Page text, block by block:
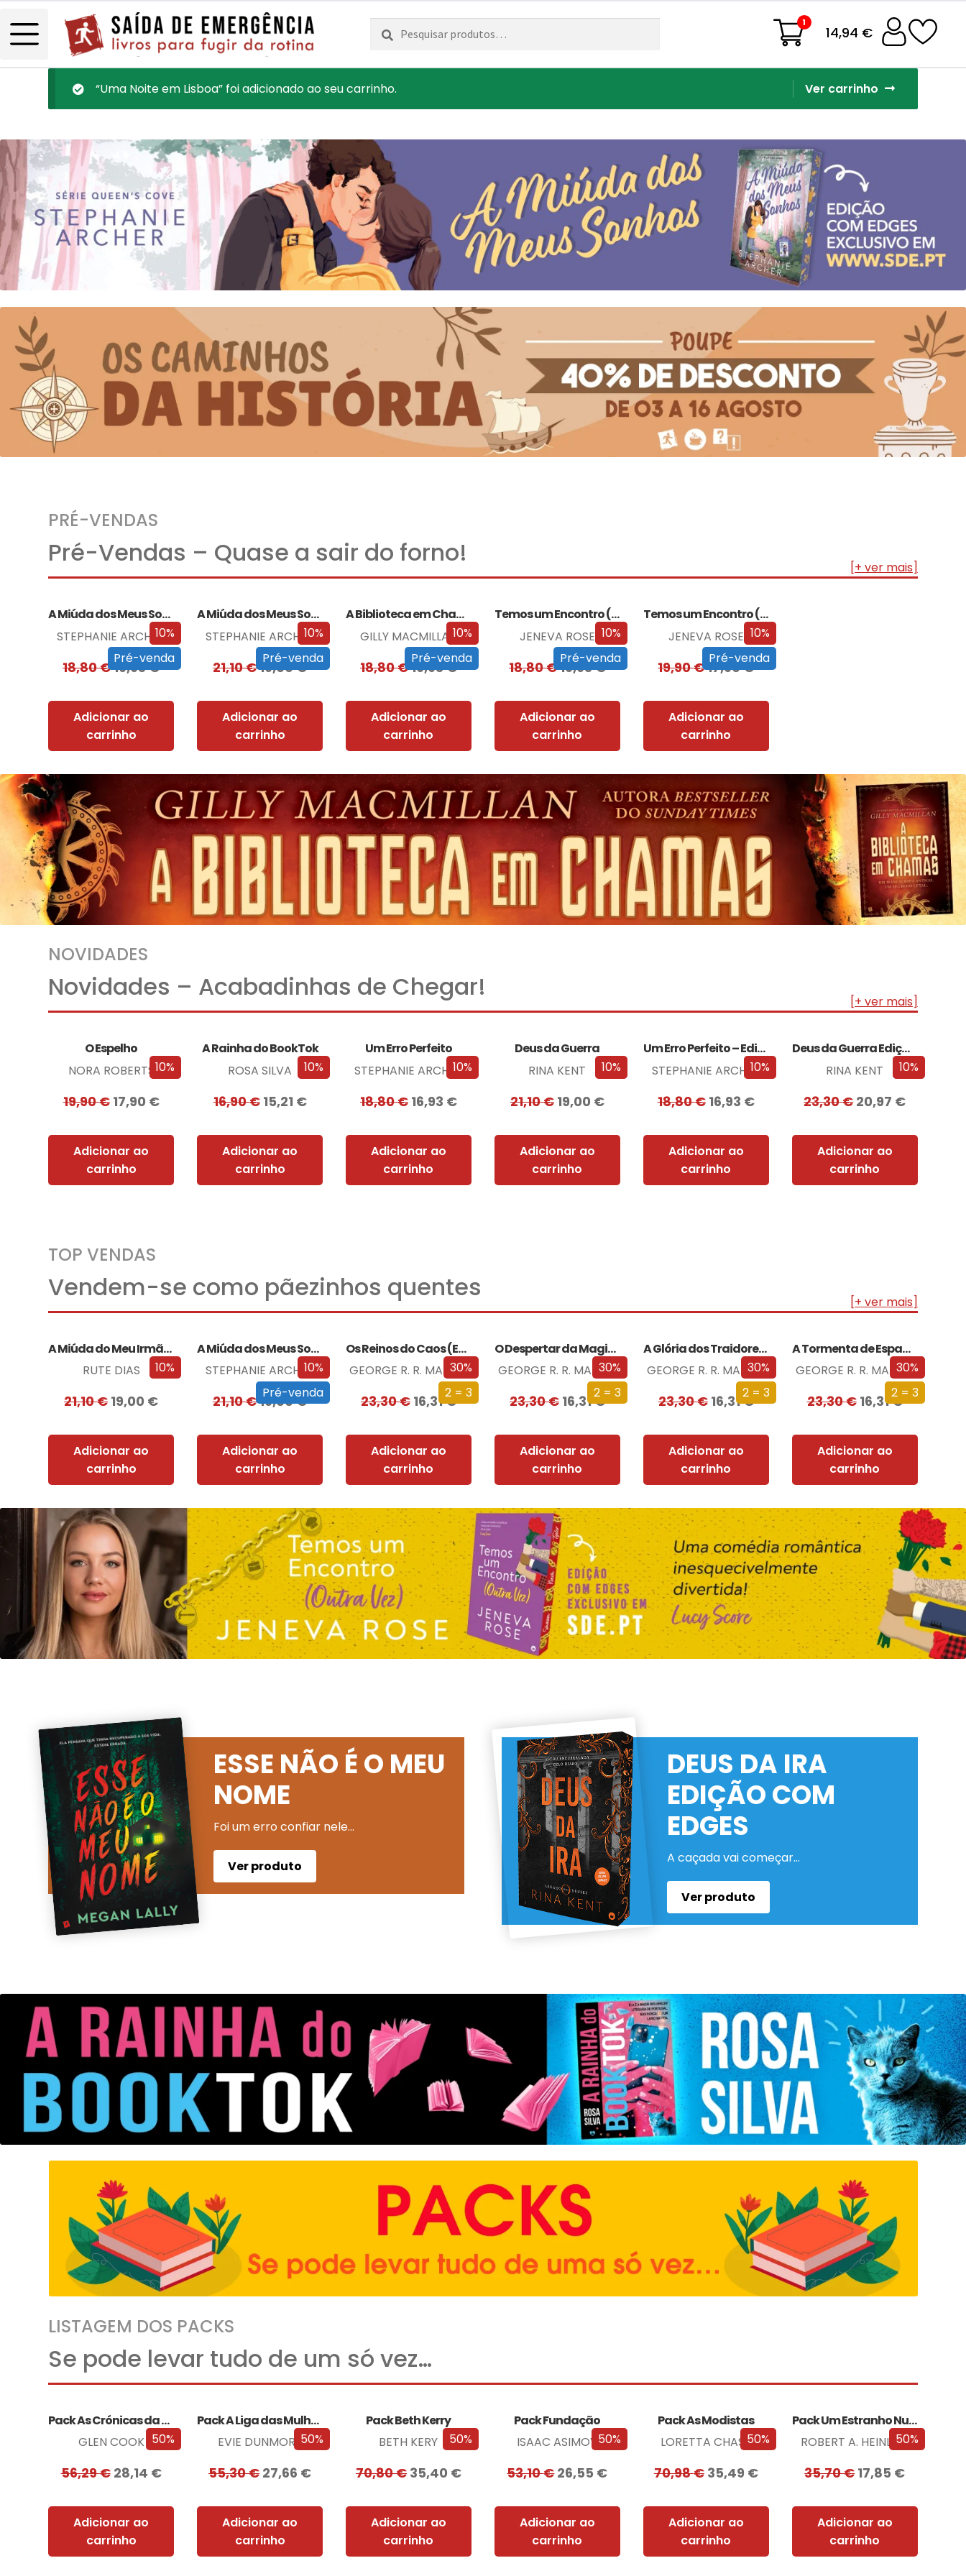
Pesquisar
por:
Pesquisa 1
14,94 €
Ver carrinho
“Uma Noite em Lisboa” foi adicionado ao seu carrinho.
PRÉ-VENDAS
Pré-Vendas – Quase a sair do forno! [+ ver mais]
10%
Pré-venda
A Miúda dos Meus Sonhos
STEPHANIE ARCHER
18,80€16,93€
Adicionar ao
carrinho
10%
Pré-venda
A Miúda dos Meus Sonhos – Edição…
STEPHANIE ARCHER
21,10€19,00€
Adicionar ao
carrinho
10%
Pré-venda
A Biblioteca em Chamas
GILLY MACMILLAN
18,80€16,93€
Adicionar ao
carrinho
10%
Pré-venda
Temos um Encontro (Outra Vez)
JENEVA ROSE
18,80€16,93€
Adicionar ao
carrinho
10%
Pré-venda
Temos um Encontro (Outra Vez) – Edição…
JENEVA ROSE
19,90€17,90€
Adicionar ao
carrinho
NOVIDADES
Novidades – Acabadinhas de Chegar! [+ ver mais]
10%
O Espelho
NORA ROBERTS
19,90€ 17,90 €
Adicionar ao
carrinho
10%
A Rainha do BookTok
ROSA SILVA
16,90€ 15,21 €
Adicionar ao
carrinho
10%
Um Erro Perfeito
STEPHANIE ARCHER
18,80€ 16,93 €
Adicionar ao
carrinho
10%
Deus da Guerra
RINA KENT
21,10€ 19,00 €
Adicionar ao
carrinho
10%
Um Erro Perfeito – Edição com EDGES
STEPHANIE ARCHER
18,80€ 16,93 €
Adicionar ao
carrinho
10%
Deus da Guerra Edição com EDGES
RINA KENT
23,30€20,97 €
Adicionar ao
carrinho
TOP VENDAS
Vendem-se como pãezinhos quentes [+ ver mais]
10%
A Miúda do Meu Irmão – Edição…
RUTE DIAS
21,10€19,00 €
Adicionar ao
carrinho
10%
Pré-venda
A Miúda dos Meus Sonhos – Edição…
STEPHANIE ARCHER
21,10€19,00€
Adicionar ao
carrinho
30%
2 = 3
Os Reinos do Caos (Edição especial limitada)
GEORGE R. R. MARTIN
23,30€ 16,31€
Adicionar ao
carrinho
30%
2 = 3
O Despertar da Magia (Edição especial limitada)
GEORGE R. R. MARTIN
23,30€ 16,31€
Adicionar ao
carrinho
30%
2 = 3
A Glória dos Traidores (Edição especial limitada)
GEORGE R. R. MARTIN
23,30€ 16,31€
Adicionar ao
carrinho
30%
2 = 3
A Tormenta de Espadas (Edição especial limitada)
GEORGE R. R. MARTIN
23,30€ 16,31€
Adicionar ao
carrinho
ESSE NÃO É O MEU
NOME
Foi um erro confiar nele…
Ver produto
DEUS DA IRA
EDIÇÃO COM
EDGES
A caçada vai começar…
Ver produto
LISTAGEM DOS PACKS
Se pode levar tudo de um só vez…
50%
Pack As Crónicas da Companhia Negra
GLEN COOK
56,29€ 28,14 €
Adicionar ao
carrinho
50%
Pack A Liga das Mulheres Extraordinárias
EVIE DUNMORE
55,30€ 27,66 €
Adicionar ao
carrinho
50%
Pack Beth Kerry
BETH KERY
70,80€ 35,40 €
Adicionar ao
carrinho
50%
Pack Fundação
ISAAC ASIMOV
53,10€26,55 €
Adicionar ao
carrinho
50%
Pack As Modistas
LORETTA CHASE
70,98€ 35,49 €
Adicionar ao
carrinho
50%
Pack Um Estranho Numa Terra Estranha
ROBERT A. HEINLEIN
35,70€17,85 €
Adicionar ao
carrinho